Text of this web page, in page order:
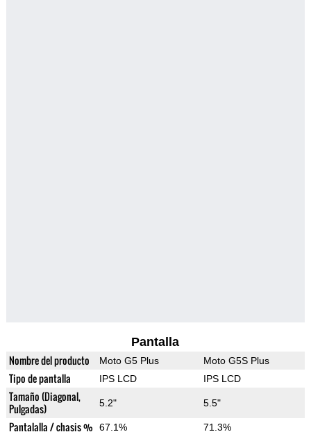
Pantalla
Nombre del producto Moto G5 Plus Moto G5S Plus
Tipo de pantalla IPS LCD IPS LCD
Tamaño (Diagonal,
Pulgadas)
5.2" 5.5"
Pantalalla / chasis % 67.1% 71.3%